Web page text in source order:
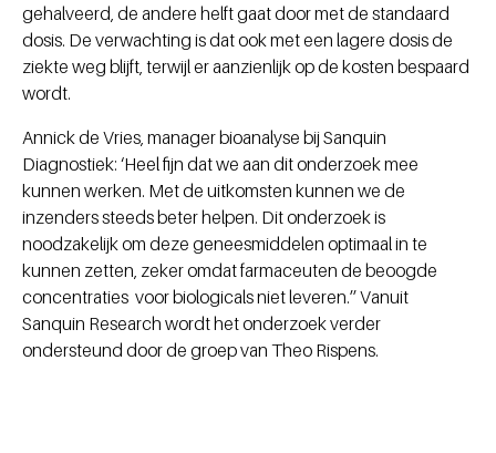
gehalveerd, de andere helft gaat door met de standaard
dosis. De verwachting is dat ook met een lagere dosis de
ziekte weg blijft, terwijl er aanzienlijk op de kosten bespaard
wordt.
Annick de Vries, manager bioanalyse bij Sanquin
Diagnostiek: ‘Heel fijn dat we aan dit onderzoek mee
kunnen werken. Met de uitkomsten kunnen we de
inzenders steeds beter helpen. Dit onderzoek is
noodzakelijk om deze geneesmiddelen optimaal in te
kunnen zetten, zeker omdat farmaceuten de beoogde
concentraties voor biologicals niet leveren.’’ Vanuit
Sanquin Research wordt het onderzoek verder
ondersteund door de groep van Theo Rispens.